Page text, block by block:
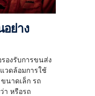
องรับการขนส่ง
วดล้อมการใช้
ขนาดเล็ก รถ
า หรือรถ